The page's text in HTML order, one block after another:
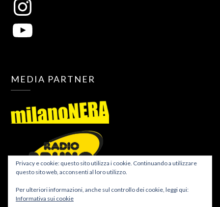
MEDIA PARTNER
Privacy e cookie: questo sito utilizza i cookie. Continuando a utilizzare
questo sito web, acconsenti al loro utilizzo.
Per ulteriori informazioni, anche sul controllo dei cookie, leggi qui:
Informativa sui cookie